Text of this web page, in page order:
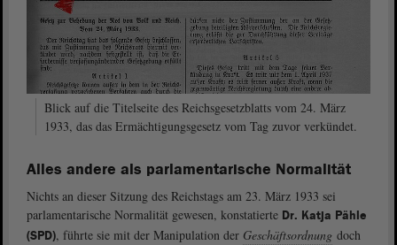
Blick auf die Titelseite des Reichsgesetzblatts vom 24. März
1933, das das Ermächtigungsgesetz vom Tag zuvor verkündet.
Alles andere als parlamentarische Normalität
Nichts an dieser Sitzung des Reichstags am 23. März 1933 sei
parlamentarische Normalität gewesen, konstatierte Dr. Katja Pähle
(SPD), führte sie mit der Manipulation der Geschäftsordnung doch